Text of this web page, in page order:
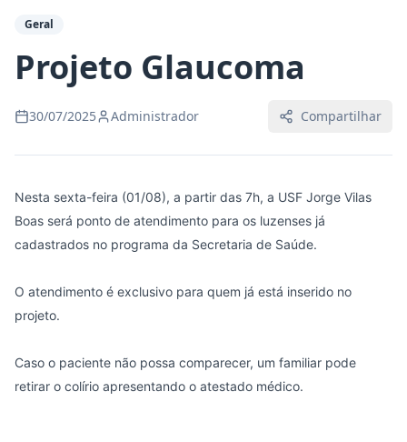
Geral
Projeto Glaucoma
30/07/2025 Administrador Compartilhar
Nesta sexta-feira (01/08), a partir das 7h, a USF Jorge Vilas
Boas será ponto de atendimento para os luzenses já
cadastrados no programa da Secretaria de Saúde.
O atendimento é exclusivo para quem já está inserido no
projeto.
Caso o paciente não possa comparecer, um familiar pode
retirar o colírio apresentando o atestado médico.